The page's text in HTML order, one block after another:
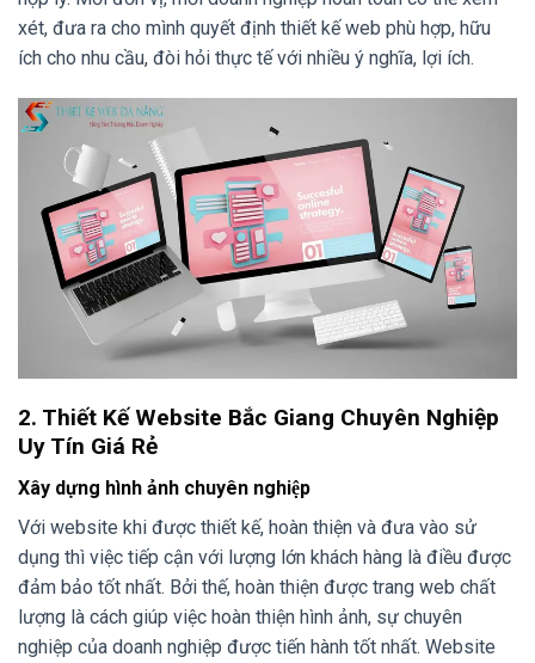
xét, đưa ra cho mình quyết định thiết kế web phù hợp, hữu
ích cho nhu cầu, đòi hỏi thực tế với nhiều ý nghĩa, lợi ích.
2. Thiết Kế Website Bắc Giang Chuyên Nghiệp
Uy Tín Giá Rẻ
Xây dựng hình ảnh chuyên nghiệp
Với website khi được thiết kế, hoàn thiện và đưa vào sử
dụng thì việc tiếp cận với lượng lớn khách hàng là điều được
đảm bảo tốt nhất. Bởi thế, hoàn thiện được trang web chất
lượng là cách giúp việc hoàn thiện hình ảnh, sự chuyên
nghiệp của doanh nghiệp được tiến hành tốt nhất. Website